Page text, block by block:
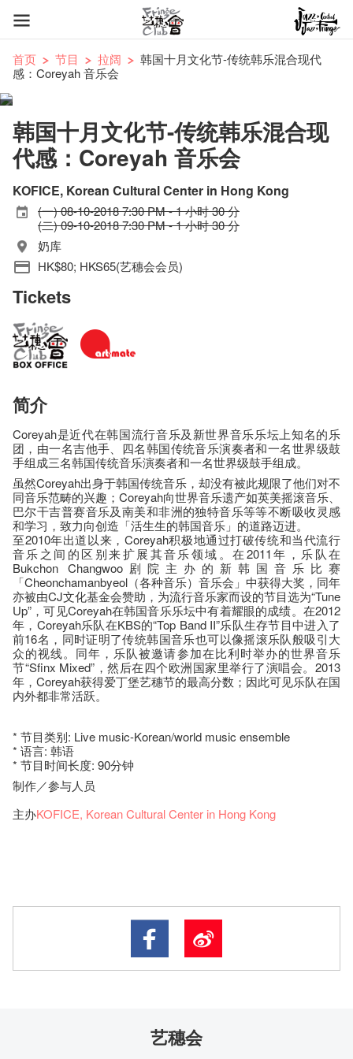
首页 节目 拉阔
韩国十月文化节-传统韩乐混合现代
感：Coreyah 音乐会
韩国十月文化节-传统韩乐混合现
代感：Coreyah 音乐会
KOFICE, Korean Cultural Center in Hong Kong
(一) 08-10-2018 7:30 PM - 1 小时 30 分
(二) 09-10-2018 7:30 PM - 1 小时 30 分
奶库
HK$80; HKS65(艺穗会会员)
Tickets
简介
Coreyah是近代在韩国流行音乐及新世界音乐乐坛上知名的乐
团，由一名吉他手、四名韩国传统音乐演奏者和一名世界级鼓
手组成三名韩国传统音乐演奏者和一名世界级鼓手组成。
虽然Coreyah出身于韩国传统音乐，却没有被此规限了他们对不
同音乐范畴的兴趣；Coreyah向世界音乐遗产如英美摇滚音乐、
巴尔干吉普赛音乐及南美和非洲的独特音乐等等不断吸收灵感
和学习，致力向创造「活生生的韩国音乐」的道路迈进。
至2010年出道以来，Coreyah积极地通过打破传统和当代流行
音乐之间的区别来扩展其音乐领域。在2011年，乐队在
Bukchon Changwoo剧院主办的新韩国音乐比赛
「Cheonchamanbyeol（各种音乐）音乐会」中获得大奖，同年
亦被由CJ文化基金会赞助，为流行音乐家而设的节目选为“Tune
Up”，可见Coreyah在韩国音乐乐坛中有着耀眼的成绩。在2012
年，Coreyah乐队在KBS的“Top Band II”乐队生存节目中进入了
前16名，同时证明了传统韩国音乐也可以像摇滚乐队般吸引大
众的视线。同年，乐队被邀请参加在比利时举办的世界音乐
节“Sfinx Mixed”，然后在四个欧洲国家里举行了演唱会。2013
年，Coreyah获得爱丁堡艺穗节的最高分数；因此可见乐队在国
内外都非常活跃。
* 节目类别: Live music-Korean/world music ensemble
* 语言: 韩语
* 节目时间长度: 90分钟
制作／参与人员
主办KOFICE, Korean Cultural Center in Hong Kong
艺穗会